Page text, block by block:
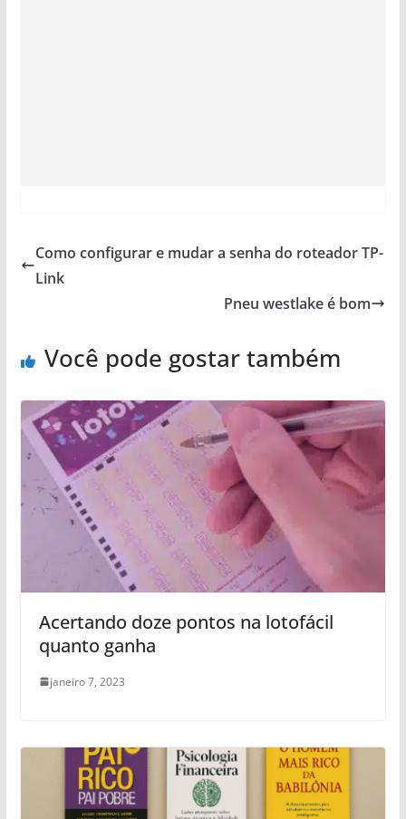
Como configurar e mudar a senha do roteador TP-
Link
Pneu westlake é bom
Você pode gostar também
Acertando doze pontos na lotofácil
quanto ganha
janeiro 7, 2023